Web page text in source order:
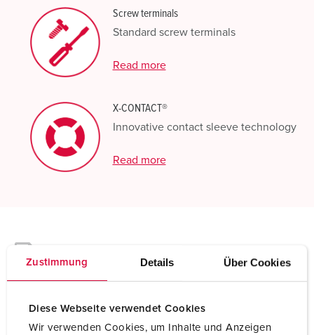
Zustimmung Details Über Cookies
Diese Webseite verwendet Cookies
Wir verwenden Cookies, um Inhalte und Anzeigen
Screw terminals
Standard screw terminals
Read more
X-CONTACT®
Innovative contact sleeve technology
Read more
Wall mounted receptacle DUO 5959A
Poles 5 p